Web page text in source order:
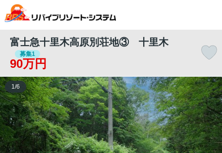
富士急十里木高原別荘地③ 十里木
募集1
90万円
1 /6